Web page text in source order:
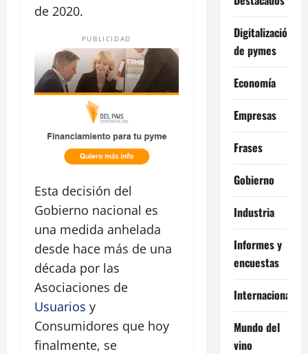
de 2020.
PUBLICIDAD
Esta decisión del
Gobierno nacional es
una medida anhelada
desde hace más de una
década por las
Asociaciones de
Usuarios y
Consumidores que hoy
finalmente, se
Digitalización
de pymes
Economía
Empresas
Frases
Gobierno
Industria
Informes y
encuestas
Internacional
Mundo del
vino